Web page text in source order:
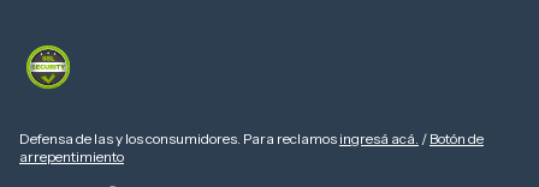
Defensa de las y los consumidores. Para reclamos ingresá acá. / Botón de
arrepentimiento